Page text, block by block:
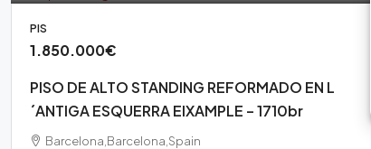
PIS
1.850.000€
PISO DE ALTO STANDING REFORMADO EN L
´ANTIGA ESQUERRA EIXAMPLE – 1710br
Barcelona,Barcelona,Spain